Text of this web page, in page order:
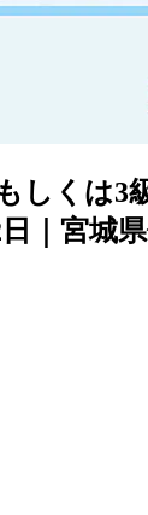
しくは
｜宮城